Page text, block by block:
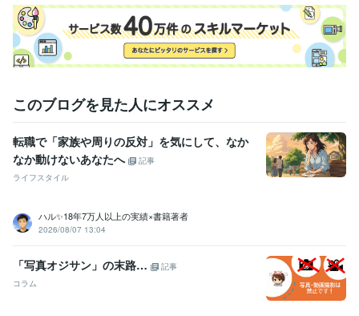
https://coconala.com/invite/F8CSJV
招待コード：F8CSJV
経験職種
営業 / 海外営業 経験年数 : 8年
ライフスタイル・その他 / キャリア・資格アドバイザー
年
職歴
傾聴カウンセラーになるまでの道① 2013年2月 ~ 現在
傾聴カウンセラーになるまでの道② 2021年2月 ~ 現在
産業カウンセラーと出会わなかったら今の私はいない奇跡の合格
家資格キャリコン試験官が傾聴力を高く評価して下さり一発合格
家資格精神保健福祉士になるためキツイ実習も頑張った一発合格
このブログを見た人にオススメ
転職で「家族や周りの反対」を気にして、なか
なか動けないあなたへ
記事
ライフスタイル
ハル✨18年7万人以上の実績×書籍著者
2026/08/07 13:04
「写真オジサン」の末路…
記事
コラム